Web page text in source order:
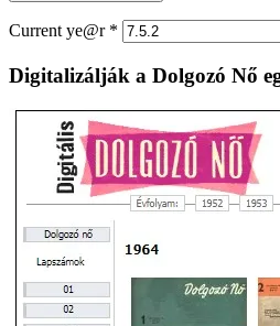
Current ye@r *
Digitalizálják a Dolgozó Nő